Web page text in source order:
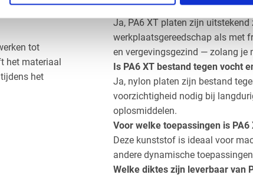
tot
het materiaal
het
Kan ik PA6 XT platen zelf
Ja, PA6 XT platen zijn
werkplaatsgereedschap als met
en vergevingsgezind — zolang
Is PA6 XT bestand tegen vocht
Ja, nylon platen zijn bestand
voorzichtigheid nodig bij
oplosmiddelen.
Voor welke toepassingen is
Deze kunststof is ideaal voor
andere dynamische
Welke diktes zijn leverbaar van